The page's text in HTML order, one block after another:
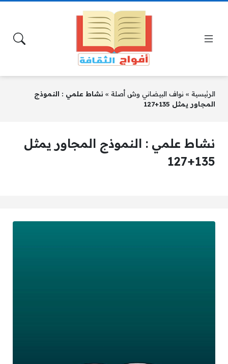
الرئيسية » نواف البيضاني وش أصلة » نشاط علمي : النموذج
المجاور يمثل 135+127
نشاط علمي : النموذج المجاور يمثل
135+127